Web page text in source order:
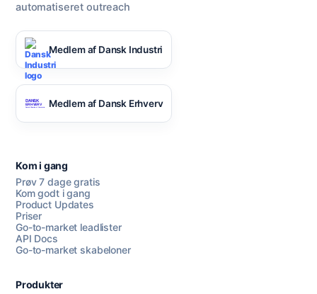
automatiseret outreach
Medlem af Dansk Industri
Medlem af Dansk Erhverv
Kom i gang
Prøv 7 dage gratis
Kom godt i gang
Product Updates
Priser
Go-to-market leadlister
API Docs
Go-to-market skabeloner
Produkter